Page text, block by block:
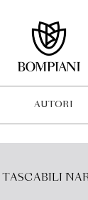
AUTORI
TASCABILI